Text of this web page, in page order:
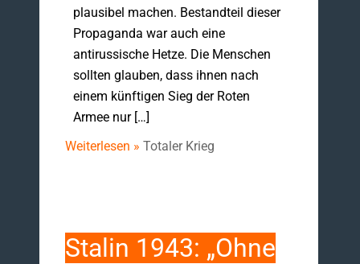
plausibel machen. Bestandteil dieser
Propaganda war auch eine
antirussische Hetze. Die Menschen
sollten glauben, dass ihnen nach
einem künftigen Sieg der Roten
Armee nur […]
Weiterlesen » Totaler Krieg
Stalin 1943: „Ohne